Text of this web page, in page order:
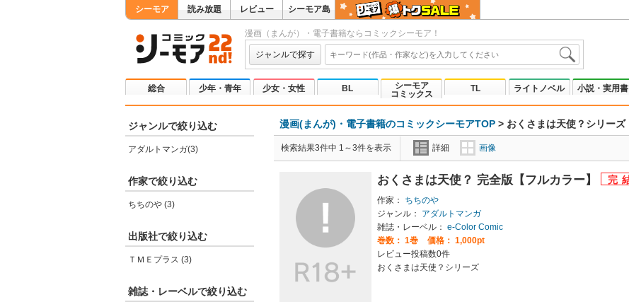
シーモア 読み放題 レビュー シーモア島
漫画（まんが）・電子書籍ならコミックシーモア！
ジャンルで探す
総合 少年・青年 少女・女性 BL
シーモア
コミックス
TL ライトノベル 小説・実用書
ジャンルで絞り込む
アダルトマンガ(3)
作家で絞り込む
ちちのや (3)
出版社で絞り込む
ＴＭＥプラス (3)
雑誌・レーベルで絞り込む
漫画(まんが)・電子書籍のコミックシーモアTOP > おくさまは天使？シリーズ
検索結果3件中 1～3件を表示 詳細 画像
おくさまは天使？ 完全版【フルカラー】
作家：
ちちのや
ジャンル：
アダルトマンガ
雑誌・レーベル： e-Color Comic
巻数： 1巻
価格： 1,000pt
レビュー投稿数0件
おくさまは天使？シリーズ